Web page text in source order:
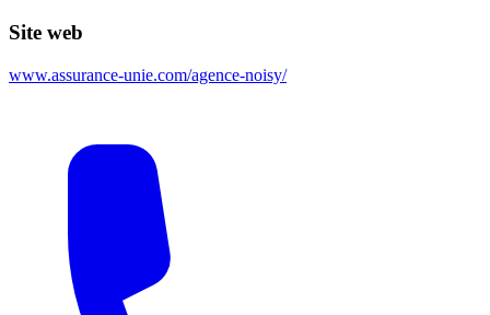
Site web
www.assurance-unie.com/agence-noisy/